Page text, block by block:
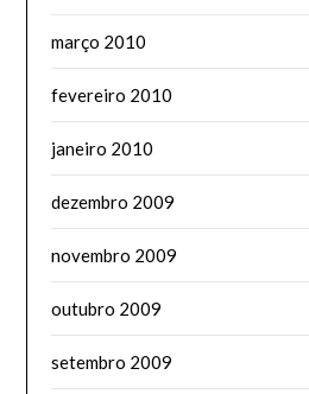
março 2010
fevereiro 2010
janeiro 2010
dezembro 2009
novembro 2009
outubro 2009
setembro 2009